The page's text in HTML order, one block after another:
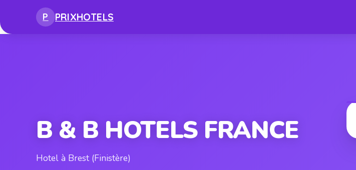
P PRIXHOTELS
B & B HOTELS FRANCE
Hotel à Brest (Finistère)